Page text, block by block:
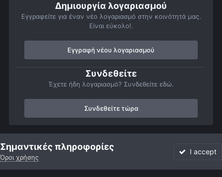
Δημιουργία λογαριασμού
Εγγραφείτε για έναν νέο λογαριασμό στην κοινότητά μας.
Είναι εύκολο!.
Εγγραφή νέου λογαριασμού
Συνδεθείτε
Έχετε ήδη λογαριασμό? Συνδεθείτε εδώ.
Συνδεθείτε τώρα
Αρχή Αστροφωτογραφίες Βαθύς Ουρανός
Σημαντικές πληροφορίες
Όροι χρήσης
I accept
Forum